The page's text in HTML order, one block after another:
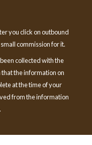
you click on outbound
commission for it.
collected with the
the information on
at the time of your
from the information